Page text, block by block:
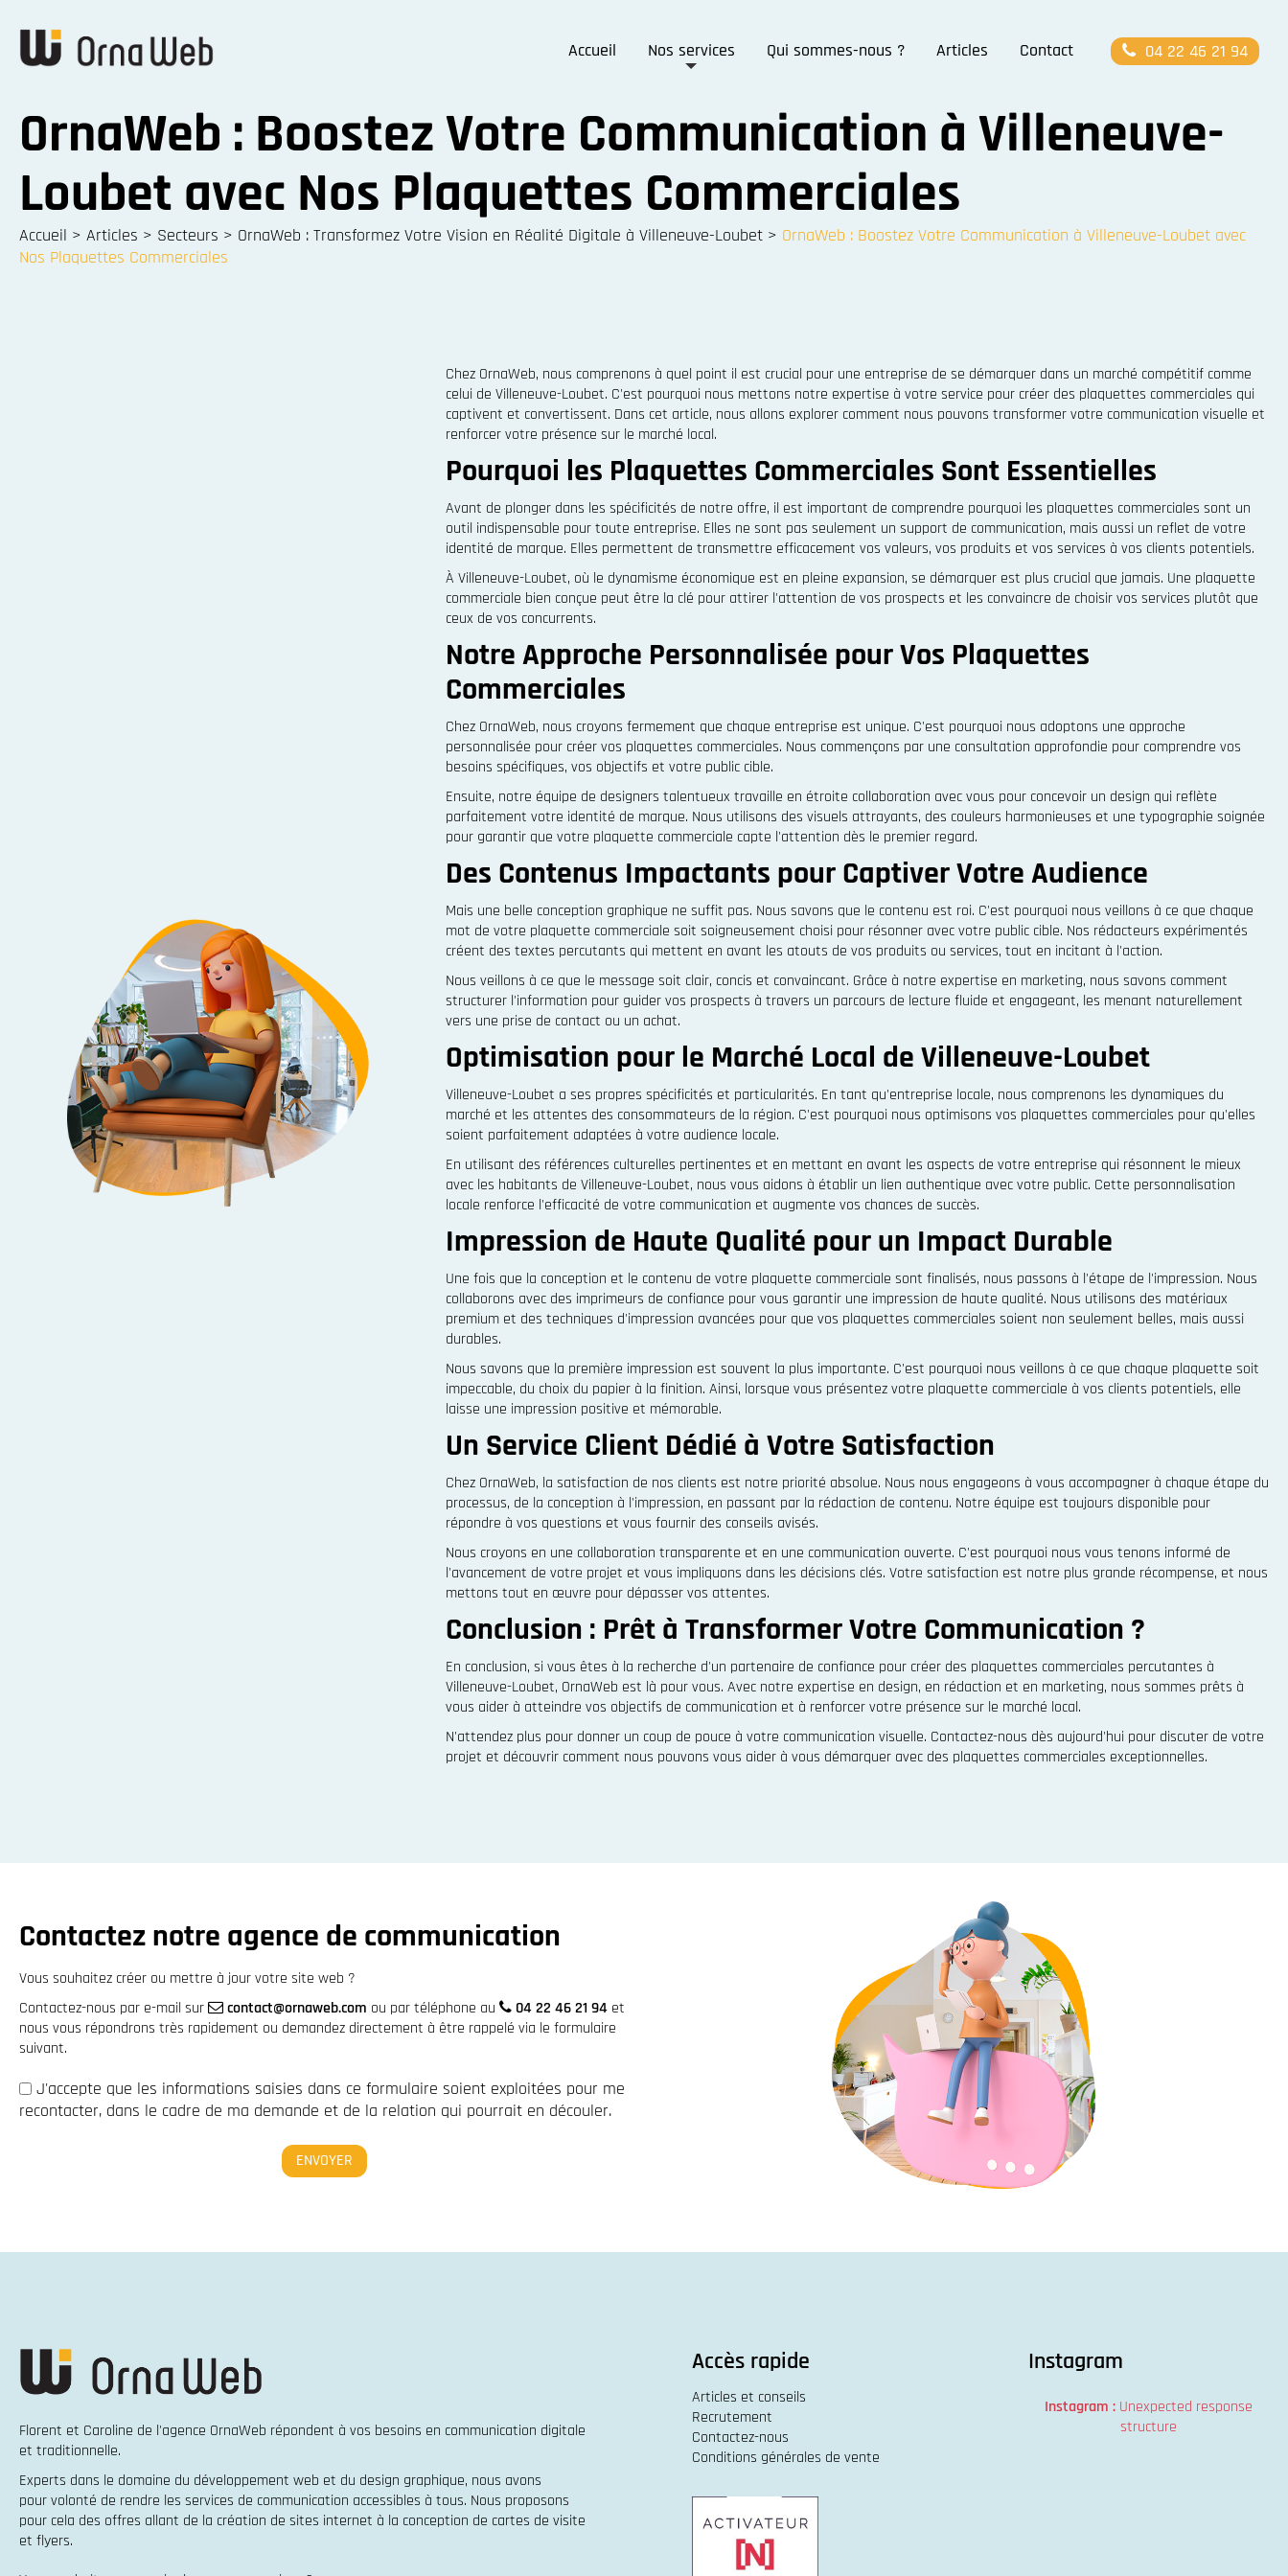
Accueil Nos services Qui sommes-nous ? Articles Contact 04 22 46 21 94
OrnaWeb : Boostez Votre Communication à Villeneuve-
Loubet avec Nos Plaquettes Commerciales
Accueil > Articles > Secteurs > OrnaWeb : Transformez Votre Vision en Réalité Digitale à Villeneuve-Loubet > OrnaWeb : Boostez Votre Communication à Villeneuve-Loubet avec
Nos Plaquettes Commerciales
Chez OrnaWeb, nous comprenons à quel point il est crucial pour une entreprise de se démarquer dans un marché compétitif comme
celui de Villeneuve-Loubet. C'est pourquoi nous mettons notre expertise à votre service pour créer des plaquettes commerciales qui
captivent et convertissent. Dans cet article, nous allons explorer comment nous pouvons transformer votre communication visuelle et
renforcer votre présence sur le marché local.
Pourquoi les Plaquettes Commerciales Sont Essentielles
Avant de plonger dans les spécificités de notre offre, il est important de comprendre pourquoi les plaquettes commerciales sont un
outil indispensable pour toute entreprise. Elles ne sont pas seulement un support de communication, mais aussi un reflet de votre
identité de marque. Elles permettent de transmettre efficacement vos valeurs, vos produits et vos services à vos clients potentiels.
À Villeneuve-Loubet, où le dynamisme économique est en pleine expansion, se démarquer est plus crucial que jamais. Une plaquette
commerciale bien conçue peut être la clé pour attirer l'attention de vos prospects et les convaincre de choisir vos services plutôt que
ceux de vos concurrents.
Notre Approche Personnalisée pour Vos Plaquettes
Commerciales
Chez OrnaWeb, nous croyons fermement que chaque entreprise est unique. C'est pourquoi nous adoptons une approche
personnalisée pour créer vos plaquettes commerciales. Nous commençons par une consultation approfondie pour comprendre vos
besoins spécifiques, vos objectifs et votre public cible.
Ensuite, notre équipe de designers talentueux travaille en étroite collaboration avec vous pour concevoir un design qui reflète
parfaitement votre identité de marque. Nous utilisons des visuels attrayants, des couleurs harmonieuses et une typographie soignée
pour garantir que votre plaquette commerciale capte l'attention dès le premier regard.
Des Contenus Impactants pour Captiver Votre Audience
Mais une belle conception graphique ne suffit pas. Nous savons que le contenu est roi. C'est pourquoi nous veillons à ce que chaque
mot de votre plaquette commerciale soit soigneusement choisi pour résonner avec votre public cible. Nos rédacteurs expérimentés
créent des textes percutants qui mettent en avant les atouts de vos produits ou services, tout en incitant à l'action.
Nous veillons à ce que le message soit clair, concis et convaincant. Grâce à notre expertise en marketing, nous savons comment
structurer l'information pour guider vos prospects à travers un parcours de lecture fluide et engageant, les menant naturellement
vers une prise de contact ou un achat.
Optimisation pour le Marché Local de Villeneuve-Loubet
Villeneuve-Loubet a ses propres spécificités et particularités. En tant qu'entreprise locale, nous comprenons les dynamiques du
marché et les attentes des consommateurs de la région. C'est pourquoi nous optimisons vos plaquettes commerciales pour qu'elles
soient parfaitement adaptées à votre audience locale.
En utilisant des références culturelles pertinentes et en mettant en avant les aspects de votre entreprise qui résonnent le mieux
avec les habitants de Villeneuve-Loubet, nous vous aidons à établir un lien authentique avec votre public. Cette personnalisation
locale renforce l'efficacité de votre communication et augmente vos chances de succès.
Impression de Haute Qualité pour un Impact Durable
Une fois que la conception et le contenu de votre plaquette commerciale sont finalisés, nous passons à l'étape de l'impression. Nous
collaborons avec des imprimeurs de confiance pour vous garantir une impression de haute qualité. Nous utilisons des matériaux
premium et des techniques d'impression avancées pour que vos plaquettes commerciales soient non seulement belles, mais aussi
durables.
Nous savons que la première impression est souvent la plus importante. C'est pourquoi nous veillons à ce que chaque plaquette soit
impeccable, du choix du papier à la finition. Ainsi, lorsque vous présentez votre plaquette commerciale à vos clients potentiels, elle
laisse une impression positive et mémorable.
Un Service Client Dédié à Votre Satisfaction
Chez OrnaWeb, la satisfaction de nos clients est notre priorité absolue. Nous nous engageons à vous accompagner à chaque étape du
processus, de la conception à l'impression, en passant par la rédaction de contenu. Notre équipe est toujours disponible pour
répondre à vos questions et vous fournir des conseils avisés.
Nous croyons en une collaboration transparente et en une communication ouverte. C'est pourquoi nous vous tenons informé de
l'avancement de votre projet et vous impliquons dans les décisions clés. Votre satisfaction est notre plus grande récompense, et nous
mettons tout en œuvre pour dépasser vos attentes.
Conclusion : Prêt à Transformer Votre Communication ?
En conclusion, si vous êtes à la recherche d'un partenaire de confiance pour créer des plaquettes commerciales percutantes à
Villeneuve-Loubet, OrnaWeb est là pour vous. Avec notre expertise en design, en rédaction et en marketing, nous sommes prêts à
vous aider à atteindre vos objectifs de communication et à renforcer votre présence sur le marché local.
N'attendez plus pour donner un coup de pouce à votre communication visuelle. Contactez-nous dès aujourd'hui pour discuter de votre
projet et découvrir comment nous pouvons vous aider à vous démarquer avec des plaquettes commerciales exceptionnelles.
Contactez notre agence de communication
Vous souhaitez créer ou mettre à jour votre site web ?
Contactez-nous par e-mail sur
contact@ornaweb.com ou par téléphone au 04 22 46 21 94 et
nous vous répondrons très rapidement ou demandez directement à être rappelé via le formulaire
suivant.
J'accepte que les informations saisies dans ce formulaire soient exploitées pour me
recontacter, dans le cadre de ma demande et de la relation qui pourrait en découler.
Florent et Caroline de l'agence OrnaWeb répondent à vos besoins en communication digitale
et traditionnelle.
Experts dans le domaine du développement web et du design graphique, nous avons
pour volonté de rendre les services de communication accessibles à tous. Nous proposons
pour cela des offres allant de la création de sites internet à la conception de cartes de visite
et flyers.
Accès rapide
Articles et conseils
Recrutement
Contactez-nous
Conditions générales de vente
Instagram
Instagram : Unexpected response
structure